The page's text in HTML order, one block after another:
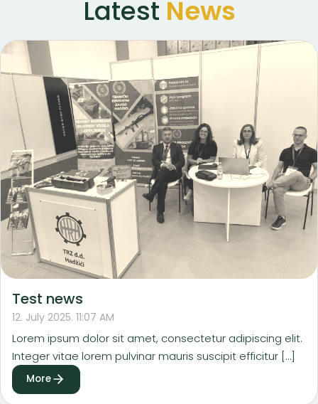
Latest News
Test news
12. July 2025. 11:07 AM
Lorem ipsum dolor sit amet, consectetur adipiscing elit.
Integer vitae lorem pulvinar mauris suscipit efficitur […]
More